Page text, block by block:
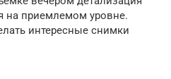
на приемлемом уровне.
интересные снимки